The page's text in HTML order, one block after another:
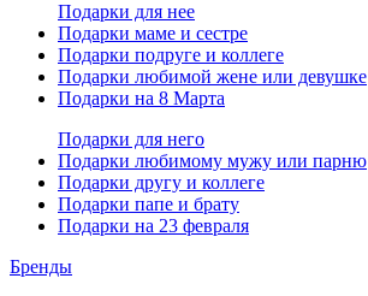
Подарки для нее
Подарки маме и сестре
Подарки подруге и коллеге
Подарки любимой жене или девушке
Подарки на 8 Марта
Подарки для него
Подарки любимому мужу или парню
Подарки другу и коллеге
Подарки папе и брату
Подарки на 23 февраля
Бренды